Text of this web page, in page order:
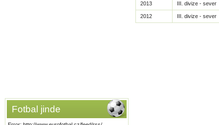
Fotbal jinde
2013 III. divize - sever
2012 III. divize - sever